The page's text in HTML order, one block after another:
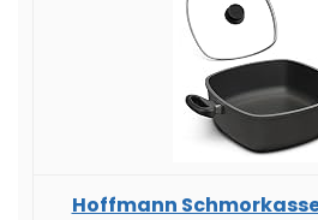
Hoffmann